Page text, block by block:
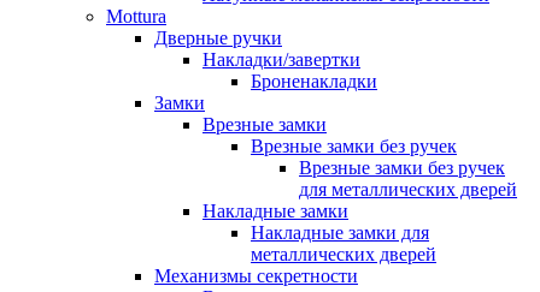
Mottura
Дверные ручки
Накладки/завертки
Броненакладки
Замки
Врезные замки
Врезные замки без ручек
Врезные замки без ручек
для металлических дверей
Накладные замки
Накладные замки для
металлических дверей
Механизмы секретности